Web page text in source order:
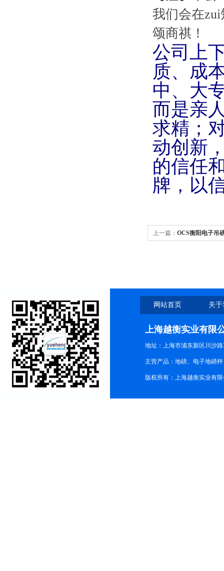
我们会在
颂商祺！
公司上
质、成
中、大
而是亲
求精；
动创新
的信任
牌，以
上一篇： OCS衡阳电子吊
网站首页 关
上海越衡实业有限
地址：上海市浦东新区川沙路
主营产品：地磅、电子地磅
版权所有：上海越衡实业有